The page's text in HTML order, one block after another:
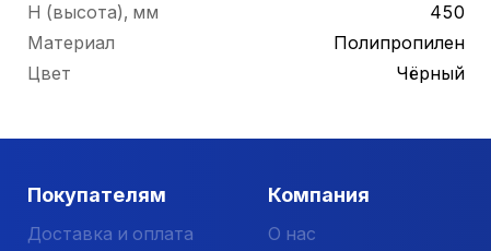
Н (высота), мм
450
Материал
Полипропилен
Цвет
Чёрный
Покупателям
Доставка и оплата
Компания
О нас